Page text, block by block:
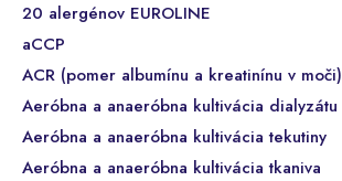
20 alergénov EUROLINE
aCCP
ACR (pomer albumínu a kreatinínu v moči)
Aeróbna a anaeróbna kultivácia dialyzátu
Aeróbna a anaeróbna kultivácia tekutiny
Aeróbna a anaeróbna kultivácia tkaniva